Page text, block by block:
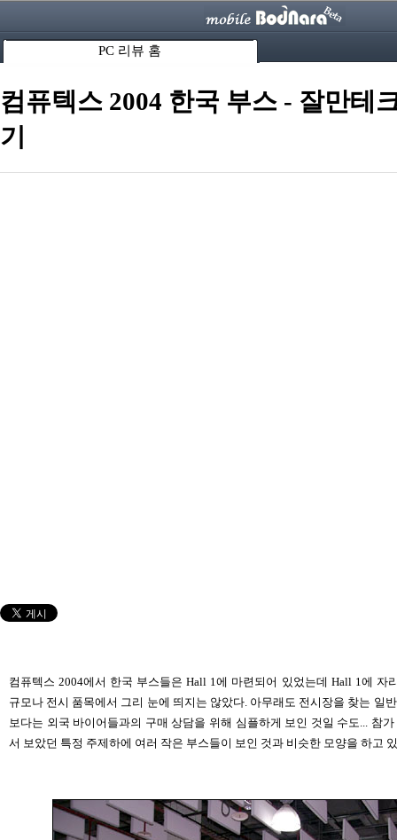
PC 리뷰 홈
컴퓨텍스 2004 한국 부스 - 잘만테
기
컴퓨텍스 2004에서 한국 부스들은 Hall 1에 마련되어 있었는데 Hall 1에 자
규모나 전시 품목에서 그리 눈에 띄지는 않았다. 아무래도 전시장을 찾는 일
보다는 외국 바이어들과의 구매 상담을 위해 심플하게 보인 것일 수도... 참
서 보았던 특정 주제하에 여러 작은 부스들이 보인 것과 비슷한 모양을 하고